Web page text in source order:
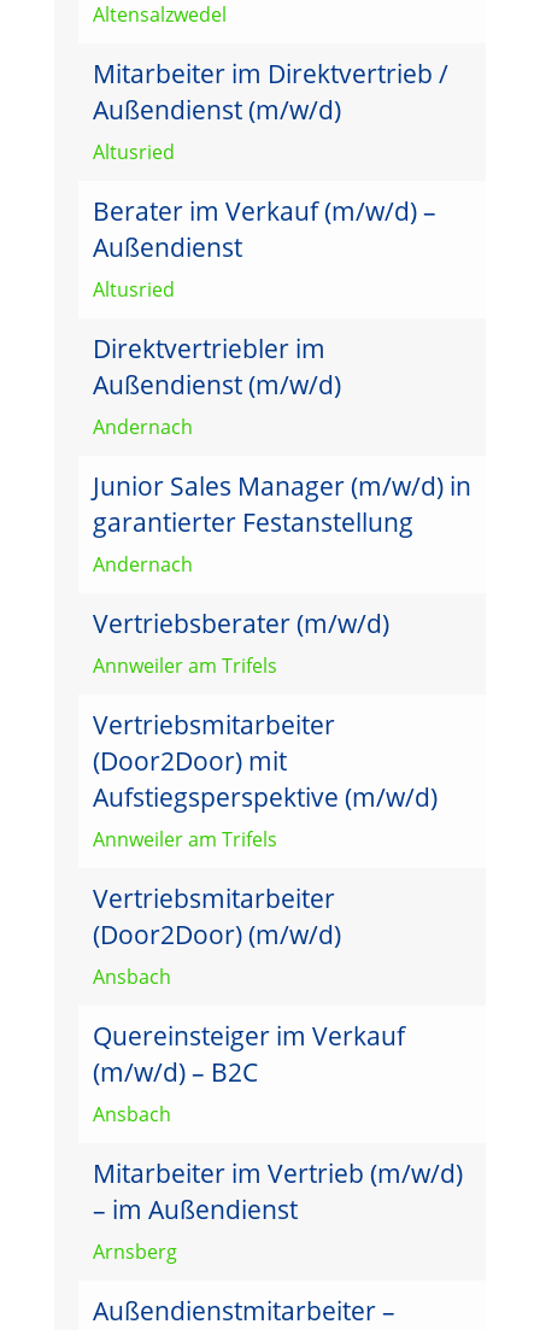
Altensalzwedel
Mitarbeiter im Direktvertrieb /
Außendienst (m/w/d)
Altusried
Berater im Verkauf (m/w/d) –
Außendienst
Altusried
Direktvertriebler im
Außendienst (m/w/d)
Andernach
Junior Sales Manager (m/w/d) in
garantierter Festanstellung
Andernach
Vertriebsberater (m/w/d)
Annweiler am Trifels
Vertriebsmitarbeiter
(Door2Door) mit
Aufstiegsperspektive (m/w/d)
Annweiler am Trifels
Vertriebsmitarbeiter
(Door2Door) (m/w/d)
Ansbach
Quereinsteiger im Verkauf
(m/w/d) – B2C
Ansbach
Mitarbeiter im Vertrieb (m/w/d)
– im Außendienst
Arnsberg
Außendienstmitarbeiter –